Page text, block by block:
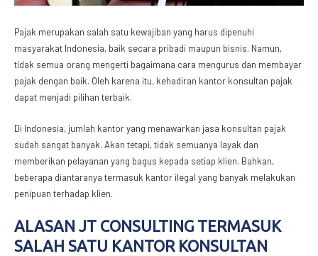
Pajak merupakan salah satu kewajiban yang harus dipenuhi
masyarakat Indonesia, baik secara pribadi maupun bisnis. Namun,
tidak semua orang mengerti bagaimana cara mengurus dan membayar
pajak dengan baik. Oleh karena itu, kehadiran kantor konsultan pajak
dapat menjadi pilihan terbaik.
Di Indonesia, jumlah kantor yang menawarkan jasa konsultan pajak
sudah sangat banyak. Akan tetapi, tidak semuanya layak dan
memberikan pelayanan yang bagus kepada setiap klien. Bahkan,
beberapa diantaranya termasuk kantor ilegal yang banyak melakukan
penipuan terhadap klien.
ALASAN JT CONSULTING TERMASUK
SALAH SATU KANTOR KONSULTAN